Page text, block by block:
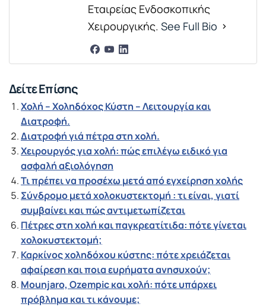
Εταιρείας Ενδοσκοπικής
Χειρουργικής. See Full Bio
Δείτε Επίσης
Χολή – Χοληδόχος Κύστη – Λειτουργία και
Διατροφή.
Διατροφή γιά πέτρα στη χολή.
Χειρουργός για χολή: πώς επιλέγω ειδικό για
ασφαλή αξιολόγηση
Τι πρέπει να προσέχω μετά από εγχείρηση χολής
Σύνδρομο μετά χολοκυστεκτομή : τι είναι, γιατί
συμβαίνει και πώς αντιμετωπίζεται
Πέτρες στη χολή και παγκρεατίτιδα: πότε γίνεται
χολοκυστεκτομή;
Καρκίνος χοληδόχου κύστης: πότε χρειάζεται
αφαίρεση και ποια ευρήματα ανησυχούν;
Mounjaro, Ozempic και χολή: πότε υπάρχει
πρόβλημα και τι κάνουμε;